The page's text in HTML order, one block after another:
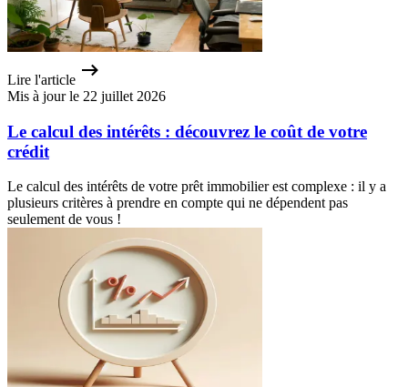
Lire l'article
Mis à jour le 22 juillet 2026
Le calcul des intérêts : découvrez le coût de votre
crédit
Le calcul des intérêts de votre prêt immobilier est complexe : il y a
plusieurs critères à prendre en compte qui ne dépendent pas
seulement de vous !